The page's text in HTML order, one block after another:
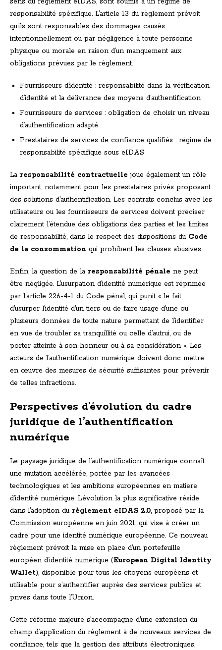
responsabilité spécifique. L’article 13 du règlement prévoit
qu’ils sont responsables des dommages causés
intentionnellement ou par négligence à toute personne
physique ou morale en raison d’un manquement aux
obligations prévues par le règlement.
Fournisseurs d’identité : responsabilité dans la vérification
d’identité et la délivrance des moyens d’authentification
Fournisseurs de services : obligation de choisir un niveau
d’authentification adapté
Prestataires de services de confiance qualifiés : régime de
responsabilité spécifique sous eIDAS
La responsabilité contractuelle joue également un rôle
important, notamment pour les prestataires privés proposant
des solutions d’authentification. Les contrats conclus avec les
utilisateurs ou les fournisseurs de services doivent préciser
clairement l’étendue des obligations des parties et les limites
de responsabilité, dans le respect des dispositions du Code
de la consommation qui prohibent les clauses abusives.
Enfin, la question de la responsabilité pénale ne peut
être négligée. L’usurpation d’identité numérique est réprimée
par l’article 226-4-1 du Code pénal, qui punit « le fait
d’usurper l’identité d’un tiers ou de faire usage d’une ou
plusieurs données de toute nature permettant de l’identifier
en vue de troubler sa tranquillité ou celle d’autrui, ou de
porter atteinte à son honneur ou à sa considération ». Les
acteurs de l’authentification numérique doivent donc mettre
en œuvre des mesures de sécurité suffisantes pour prévenir
de telles infractions.
Perspectives d’évolution du cadre
juridique de l’authentification
numérique
Le paysage juridique de l’authentification numérique connaît
une mutation accélérée, portée par les avancées
technologiques et les ambitions européennes en matière
d’identité numérique. L’évolution la plus significative réside
dans l’adoption du règlement eIDAS 2.0, proposé par la
Commission européenne en juin 2021, qui vise à créer un
cadre pour une identité numérique européenne. Ce nouveau
règlement prévoit la mise en place d’un portefeuille
européen d’identité numérique (European Digital Identity
Wallet), disponible pour tous les citoyens européens et
utilisable pour s’authentifier auprès des services publics et
privés dans toute l’Union.
Cette réforme majeure s’accompagne d’une extension du
champ d’application du règlement à de nouveaux services de
confiance, tels que la gestion des attributs électroniques,